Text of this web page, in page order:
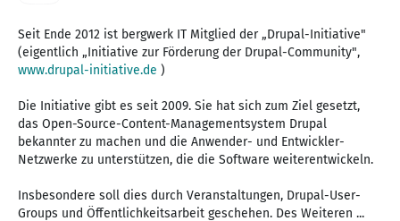
Seit Ende 2012 ist bergwerk IT Mitglied der „Drupal-Initiative"
(eigentlich „Initiative zur Förderung der Drupal-Community",
www.drupal-initiative.de )
Die Initiative gibt es seit 2009. Sie hat sich zum Ziel gesetzt,
das Open-Source-Content-Managementsystem Drupal
bekannter zu machen und die Anwender- und Entwickler-
Netzwerke zu unterstützen, die die Software weiterentwickeln.
Insbesondere soll dies durch Veranstaltungen, Drupal-User-
Groups und Öffentlichkeitsarbeit geschehen. Des Weiteren ...